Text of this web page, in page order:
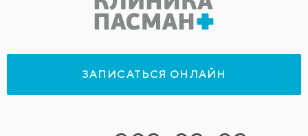
ЗАПИСАТЬСЯ ОНЛАЙН